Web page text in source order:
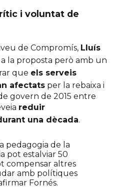
i voluntat de
de Compromís, Lluís
la proposta però amb un
que els serveis
afectats per la rebaixa i
govern de 2015 entre
reduir
una dècada.
pedagogia de la
pot estalviar 50
compensar altres
amb polítiques
Fornés.